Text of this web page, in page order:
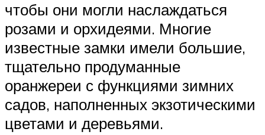
чтобы они могли наслаждаться
розами и орхидеями. Многие
известные замки имели большие,
тщательно продуманные
оранжереи с функциями зимних
садов, наполненных экзотическими
цветами и деревьями.